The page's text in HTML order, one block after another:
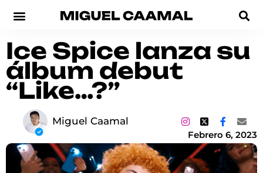
Ice Spice lanza su
álbum debut
“Like…?”
Miguel Caamal
Febrero 6, 2023